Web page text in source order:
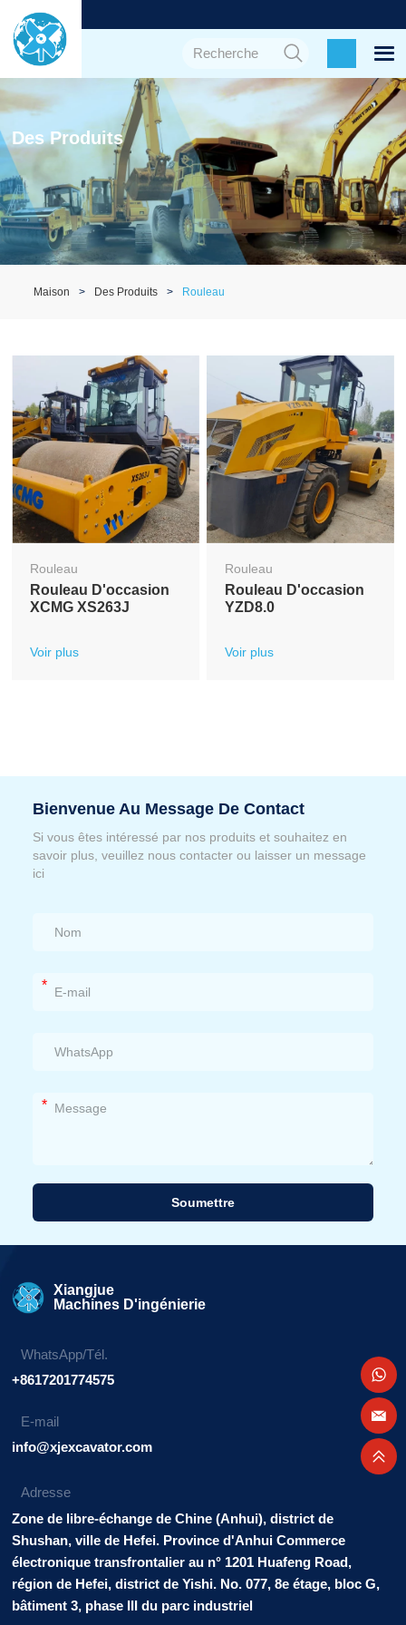
Des Produits
Maison Des Produits Rouleau
Rouleau
Rouleau D'occasion
XCMG XS263J
Voir plus
Rouleau
Rouleau D'occasion
YZD8.0
Voir plus
Bienvenue Au Message De Contact
Si vous êtes intéressé par nos produits et souhaitez en
savoir plus, veuillez nous contacter ou laisser un message
ici
*
*
Soumettre
Xiangjue
Machines D'ingénierie
WhatsApp/Tél.
+8617201774575
E-mail
info@xjexcavator.com
Adresse
Zone de libre-échange de Chine (Anhui), district de
Shushan, ville de Hefei. Province d'Anhui Commerce
électronique transfrontalier au n° 1201 Huafeng Road,
région de Hefei, district de Yishi. No. 077, 8e étage, bloc G,
bâtiment 3, phase III du parc industriel